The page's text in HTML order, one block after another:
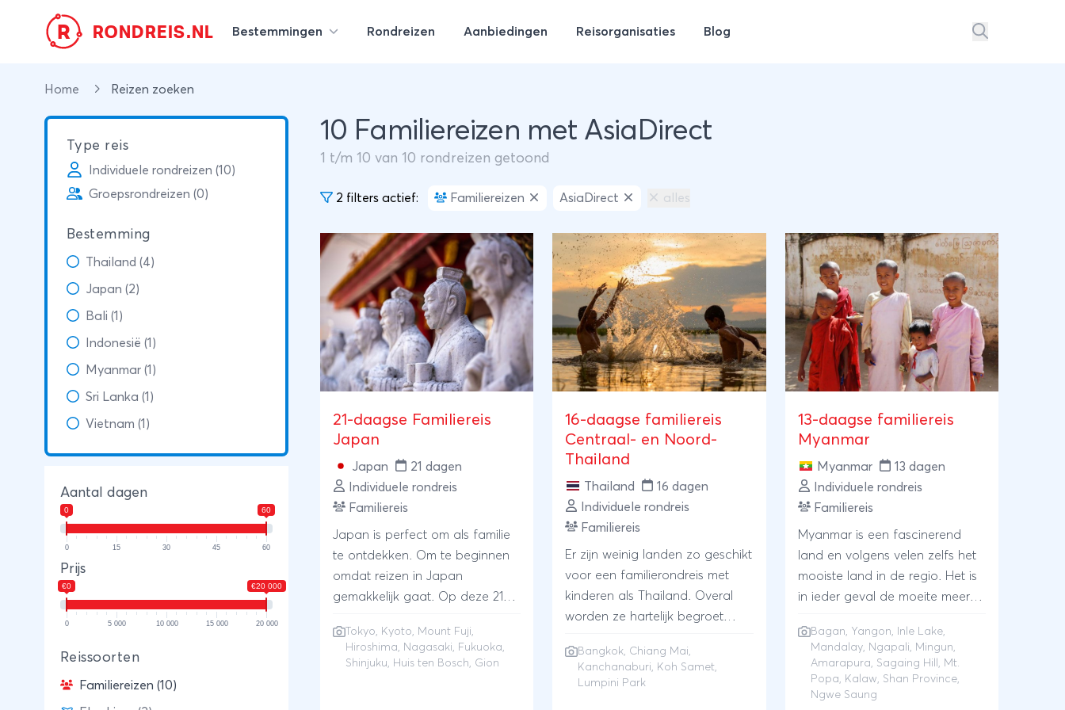
R RONDREIS.NL Bestemmingen Rondreizen Aanbiedingen Reisorganisaties Blog
Home Reizen zoeken
Type reis
Individuele rondreizen (10)
Groepsrondreizen (0)
Bestemming
Thailand (4)
Japan (2)
Bali (1)
Indonesië (1)
Myanmar (1)
Sri Lanka (1)
Vietnam (1)
Aantal dagen
0 60
0 15 30 45 60
Prijs
€0 €20 000
0 5 000 10 000 15 000 20 000
Reissoorten
Familiereizen (10)
10 Familiereizen met AsiaDirect
1 t/m 10 van 10 rondreizen getoond
2 filters actief: Familiereizen AsiaDirect alles
21-daagse Familiereis
Japan
Japan
21 dagen
Individuele rondreis
Familiereis
Japan is perfect om als familie
te ontdekken. Om te beginnen
omdat reizen in Japan
gemakkelijk gaat. Op deze 21-
verkennen jullie het zuidelijk deel
van het land per trein. Beter (en
Tokyo, Kyoto, Mount Fuji,
Hiroshima, Nagasaki, Fukuoka,
Shinjuku, Huis ten Bosch, Gion
16-daagse familiereis
Centraal- en Noord-
Thailand
Thailand
16 dagen
Individuele rondreis
Familiereis
Er zijn weinig landen zo geschikt
voor een familierondreis met
kinderen als Thailand. Overal
worden ze hartelijk begroet
kleine medemens en vaak ook
hun eigen kinderen op handen
Bangkok, Chiang Mai,
Kanchanaburi, Koh Samet,
Lumpini Park
13-daagse familiereis
Myanmar
Myanmar
13 dagen
Individuele rondreis
Familiereis
Myanmar is een fascinerend
land en volgens velen zelfs het
mooiste land in de regio. Het is
in ieder geval de moeite meer
beoordelen. Deze familiereis
biedt een afwisselend
programma waarbij je begint in
Mandalay en eindigt in Yangon.
Bagan, Yangon, Inle Lake,
Mandalay, Ngapali, Mingun,
Amarapura, Sagaing Hill, Mt.
Popa, Kalaw, Shan Province,
Ngwe Saung